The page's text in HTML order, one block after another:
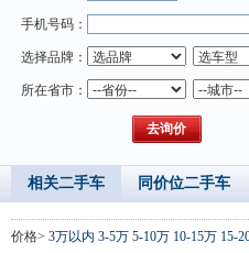
手机号码：
选择品牌：
所在省市：
相关二手车 同价位二手车
价格> 3万以内 3-5万 5-10万 10-15万 15-